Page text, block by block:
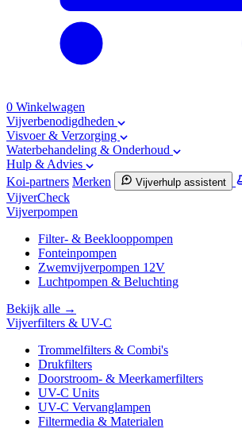
0 Winkelwagen
Vijverbenodigdheden
Visvoer & Verzorging
Waterbehandeling & Onderhoud
Hulp & Advies
Koi-partners Merken Vijverhulp assistent
VijverCheck
Vijverpompen
Filter- & Beeklooppompen
Fonteinpompen
Zwemvijverpompen 12V
Luchtpompen & Beluchting
Bekijk alle →
Vijverfilters & UV-C
Trommelfilters & Combi's
Drukfilters
Doorstroom- & Meerkamerfilters
UV-C Units
UV-C Vervanglampen
Filtermedia & Materialen